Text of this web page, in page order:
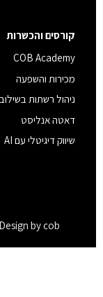
קורסים והכשרות
COB Academy
מכירות והשפעה
ניהול רשתות בשילוב AI
דאטה אנליסט
שיווק דיגיטלי עם AI
by cob